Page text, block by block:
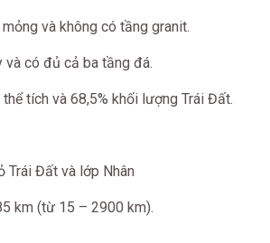
và không có tầng granit.
và có đủ cả ba tầng đá.
tích và 68,5% khối lượng Trái Đất.
Trái Đất và lớp Nhân
km (từ 15 – 2900 km).